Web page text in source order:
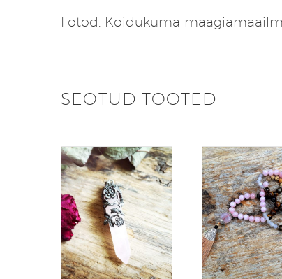
Fotod: Koidukuma maagiamaailm
SEOTUD TOOTED